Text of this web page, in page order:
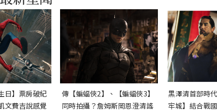
日】票房破紀
文費吉說感覺
傳【蝙蝠俠2】、【蝙蝠俠3】
同時拍攝？詹姆斯岡恩澄清謠
黑澤清首部時
牢城】結合戰